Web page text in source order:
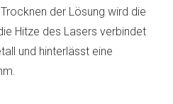
der Lösung wird die
Hitze des Lasers verbindet
und hinterlässt eine